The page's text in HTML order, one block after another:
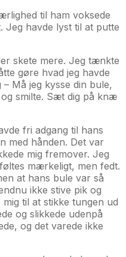
til ham voksede
Jeg havde lyst til at putte
skete mere. Jeg tænkte
gøre hvad jeg havde
Må jeg kysse din bule,
smilte. Sæt dig på knæ
fri adgang til hans
med hånden. Det var
mig fremover. Jeg
mærkeligt, men fedt.
at hans bule var så
ikke stive pik og
til at stikke tungen ud
og slikkede udenpå
og det varede ikke